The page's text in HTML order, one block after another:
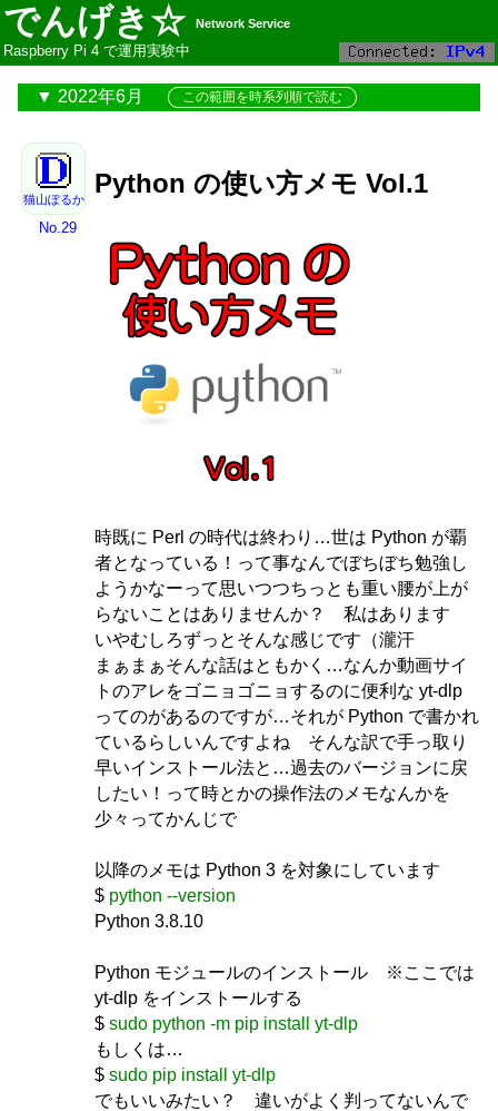
でんげき☆Network Service
Raspberry Pi 4 で運用実験中
2022年6月 この範囲を時系列順で読む
猫山ぽるか
No.29
Python の使い方メモ Vol.1
時既に Perl の時代は終わり…世は Python が覇
者となっている！って事なんでぼちぼち勉強し
ようかなーって思いつつちっとも重い腰が上が
らないことはありませんか？ 私はあります
いやむしろずっとそんな感じです（瀧汗
まぁまぁそんな話はともかく…なんか動画サイ
トのアレをゴニョゴニョするのに便利な yt-dlp
ってのがあるのですが…それが Python で書かれ
ているらしいんですよね そんな訳で手っ取り
早いインストール法と…過去のバージョンに戻
したい！って時とかの操作法のメモなんかを
少々ってかんじで
以降のメモは Python 3 を対象にしています
$ python --version
Python 3.8.10
Python モジュールのインストール ※ここでは
yt-dlp をインストールする
$ sudo python -m pip install yt-dlp
もしくは…
$ sudo pip install yt-dlp
でもいいみたい？ 違いがよく判ってないんで